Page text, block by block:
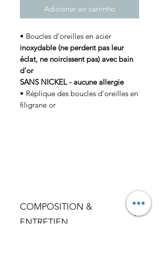
Adicionar ao carrinho
• Boucles d'oreilles en acier
inoxydable (ne perdent pas leur
éclat, ne noircissent pas) avec bain
d'or
SANS NICKEL - aucune allergie
• Réplique des boucles d'oreilles en
filigrane or
COMPOSITION &
ENTRETIEN